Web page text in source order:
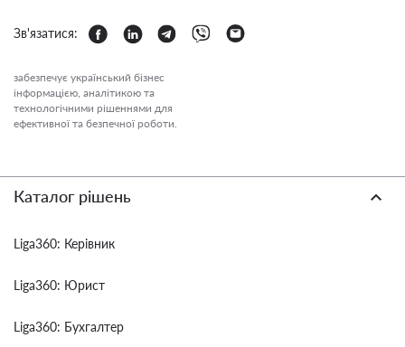
Зв'язатися:
забезпечує український бізнес
інформацією, аналітикою та
технологічними рішеннями для
ефективної та безпечної роботи.
Каталог рішень
Liga360: Керівник
Liga360: Юрист
Liga360: Бухгалтер